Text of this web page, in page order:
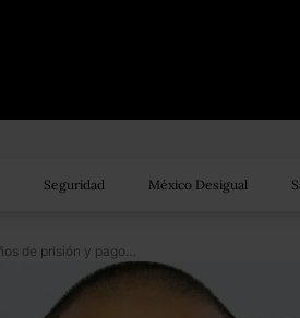
Seguridad México Desigual
Sentencian a 49 años de prisión y pago de 192 mdd al narcotraficante Édgar Valdez, la Barbie